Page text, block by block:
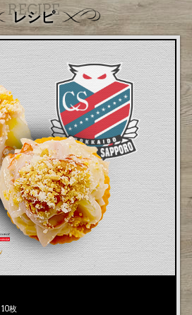
RECIPE
レシピ
枚